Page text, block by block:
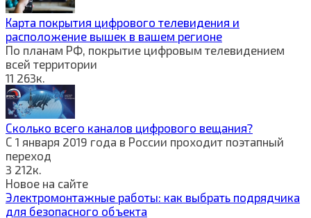
Карта покрытия цифрового телевидения и
расположение вышек в вашем регионе
По планам РФ, покрытие цифровым телевидением
всей территории
11 263к.
Сколько всего каналов цифрового вещания?
С 1 января 2019 года в России проходит поэтапный
переход
3 212к.
Новое на сайте
Электромонтажные работы: как выбрать подрядчика
для безопасного объекта